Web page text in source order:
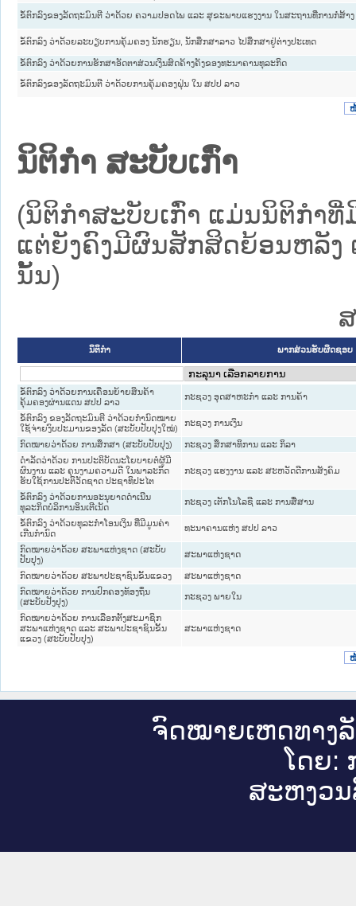
ຂໍ້ຕົກລົງຂອງລັດຖະມົນຕີ ວ່າດ້ວຍ ຄວາມປອດໄພ ແລະ ສຸຂະພາບແຮງງານ ໃນສະຖານທີ່ການກໍ່ສ້າງ
ຂໍ້ຕົກລົງ ວ່າດ້ວຍລະບຽບການຄຸ້ມຄອງ ນັກຮຽນ, ນັກສຶກສາລາວ ໄປສຶກສາຢູ່ຕ່າງປະເທດ
ຂໍ້ຕົກລົງ ວ່າດ້ວຍການຮັກສາອັດຕາສ່ວນເງິນສົດຄ້າງຄັງຂອງທະນາຄານທຸລະກິດ
ຂໍ້ຕົກລົງຂອງລັດຖະມົນຕີ ວ່າດ້ວຍການຄຸ້ມຄອງຝຸ່ນ ໃນ ສປປ ລາວ
ນິຕິກໍາ ສະບັບເກົ່າ
(ນິຕິກໍາສະບັບເກົ່າ ແມ່ນນິຕິກໍາ
ແຕ່ຍັງຄົງມີຜົນສັກສິດຍ້ອນຫລັງ
ນັ້ນ)
ນິຕິກໍາ ພາກສ່ວນຮັບຜິດຊອບ
ຂໍ້ຕົກລົງ ວ່າດ້ວຍການເຄື່ອນຍ້າຍສິນຄ້າ
ຄຸ້ມຄອງຜ່ານແດນ ສປປ ລາວ
ກະຊວງ ອຸດສາຫະກຳ ແລະ ການຄ້າ
ຂໍ້ຕົກລົງ ຂອງລັດຖະມົນຕີ ວ່າດ້ວຍກຳນົດໝາຍ
ໃຊ້ຈ່າຍງົບປະມານຂອງລັດ (ສະບັບປັບປຸງໃໝ່)
ກະຊວງ ການເງິນ
ກົດໝາຍວ່າດ້ວຍ ການສຶກສາ (ສະບັບປັບປຸງ)
ກະຊວງ ສຶກສາທິການ ແລະ ກິລາ
ດຳລັດວ່າດ້ວຍ ການປະຕິບັດນະໂຍບາຍຕໍ່ຜູ້ມີ
ຜົນງານ ແລະ ຄຸນງາມຄວາມດີ ໃນພາລະກິດ
ຮັບໃຊ້ການປະຕິວັດຊາດ ປະຊາທິປະໄຕ
ກະຊວງ ແຮງງານ ແລະ ສະຫວັດດີການສັງຄົມ
ຂໍ້ຕົກລົງ ວ່າດ້ວຍການອະນຸຍາດດຳເນີນ
ທຸລະກິດບໍລິການອິນເຕີເນັດ
ກະຊວງ ເຕັກໂນໂລຊີ ແລະ ການສື່ສານ
ຂໍ້​ຕົກ​ລົງ ວ່າ​ດ້ວຍ​ທຸ​ລະ​ກຳ​ໂອ​ນ​ເງິນ ທີ່​ມີ​ມູນ​ຄ່າ​
ເກີນ​ກຳ​ນົດ
ທະນາຄານແຫ່ງ ສປປ ລາວ
ກົດໝາຍວ່າດ້ວຍ ສະພາແຫ່ງຊາດ (ສະບັບ
ປັບປຸງ)
ສະພາແຫ່ງຊາດ
ກົດໝາຍວ່າດ້ວຍ ສະພາປະຊາຊົນຂັ້ນແຂວງ
ສະພາແຫ່ງຊາດ
ກົດໝາຍວ່າດ້ວຍ ການປົກຄອງທ້ອງຖິ່ນ
(ສະບັບປັງປຸງ)
ກະຊວງ ພາຍໃນ
ກົດໝາຍວ່າດ້ວຍ ການເລືອກຕັ້ງສະມາຊິກ
ສະພາແຫ່ງຊາດ ແລະ ສະພາປະຊາຊົນຂັ້ນ
ແຂວງ (ສະບັບປັບປຸງ)
ສະພາແຫ່ງຊາດ
ຈົດ​ໝາຍ​ເຫດ​ທາງ​
ໂດຍ:
ສະ​ຫງວນ​